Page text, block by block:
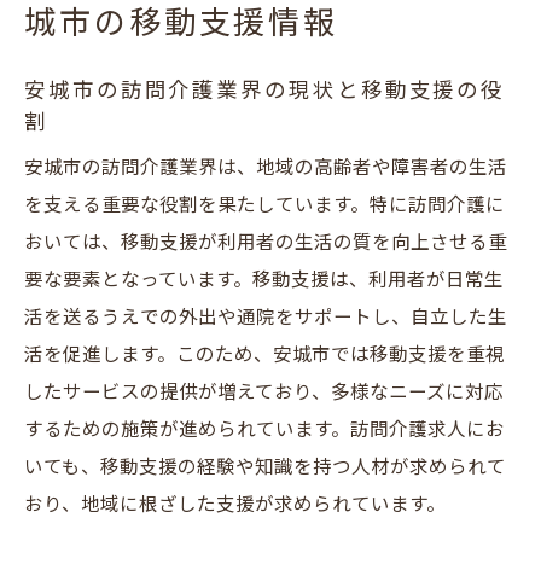
訪問介護と移動支援の相互の関係とは？
安城市の移動支援におけるキャリアパス
な方法
地元の求人ポータルサイトを活用する秘訣
介護施設との直接コミュニケーションの重
要性
安城市の訪問介護求人に特化した情報源
求人情報を見る際のチェックポイント
訪問介護求人の選び方と応募の流れ
城市の移動支援情報
安城市の訪問介護業界の現状と移動支援の役
割
安城市の訪問介護業界は、地域の高齢者や障害者の生活
を支える重要な役割を果たしています。特に訪問介護に
おいては、移動支援が利用者の生活の質を向上させる重
要な要素となっています。移動支援は、利用者が日常生
活を送るうえでの外出や通院をサポートし、自立した生
活を促進します。このため、安城市では移動支援を重視
したサービスの提供が増えており、多様なニーズに対応
するための施策が進められています。訪問介護求人にお
いても、移動支援の経験や知識を持つ人材が求められて
おり、地域に根ざした支援が求められています。